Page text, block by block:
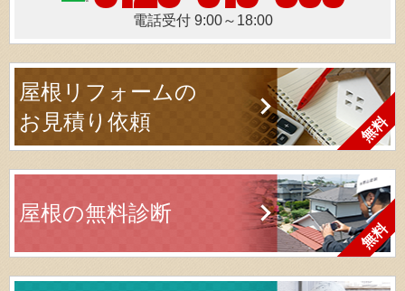
電話受付 9:00～18:00
屋根リフォームの
お見積り依頼
屋根の無料診断